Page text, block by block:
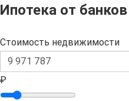
Ипотека от банков
Стоимость недвижимости
₽